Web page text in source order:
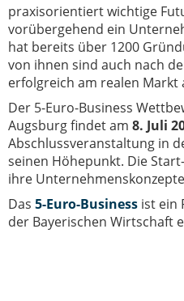
praxisorientiert wichtige
vorübergehend ein
hat bereits über 1200
von ihnen sind auch nach
erfolgreich am realen Markt
Der 5-Euro-Business
Augsburg findet am 8. Juli
Abschlussveranstaltung in
seinen Höhepunkt. Die
ihre
Das 5-Euro-Business ist ein
der Bayerischen Wirtschaft